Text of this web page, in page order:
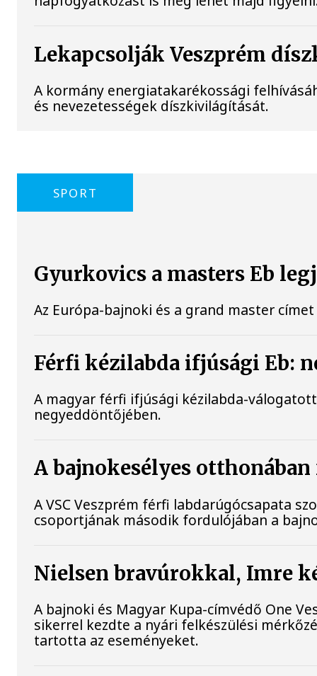
Lekapcsolják Veszprém
A kormány energiatakarékossági
és nevezetességek díszkivilágítását.
SPORT
Gyurkovics a masters Eb
Az Európa-bajnoki és a grand master
Férfi kézilabda ifjúsági Eb:
A magyar férfi ifjúsági kézilabda-
negyeddöntőjében.
A bajnokesélyes
A VSC Veszprém férfi labdarúgócsapata
csoportjának második fordulójában a
Nielsen bravúrokkal, Imre
A bajnoki és Magyar Kupa-címvédő One
sikerrel kezdte a nyári felkészülési
tartotta az eseményeket.